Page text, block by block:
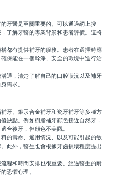
醫是至關重要的。可以通過網上搜
了解牙醫的專業背景和患者評價。這將
有提供補牙的服務。患者在選擇時應
保能在一個幹淨、安全的環境中進行治
，清楚了解自己的口腔狀況以及補牙
需求。
、銀汞合金補牙和瓷牙補牙等多種方
缺點。例如樹脂補牙顔色接近自然牙，
合後牙，但顔色不美觀。
壽命、適用情況、以及可能引起的敏
此外，醫生也會根據牙齒損壞程度提出
和時間安排也很重要。經過醫生的耐
恐懼心理。